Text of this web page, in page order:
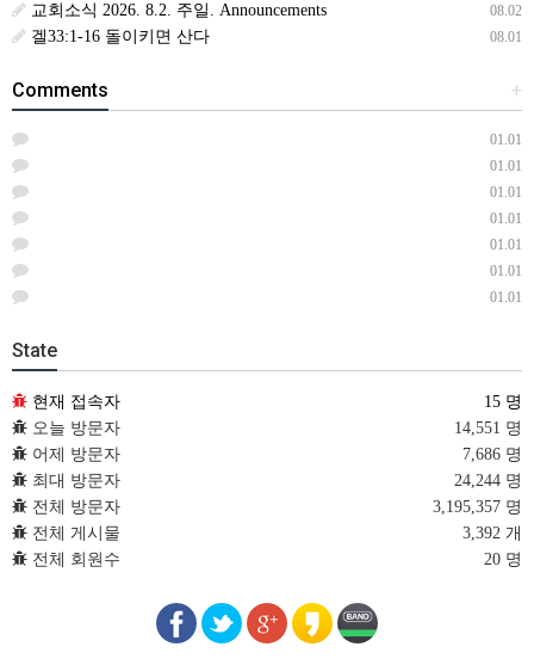
08.02
교회소식 2026. 8.2. 주일. Announcements
08.01
겔33:1-16 돌이키면 산다
+
Comments
01.01
01.01
01.01
01.01
01.01
01.01
01.01
State
현재 접속자
15 명
오늘 방문자
14,551 명
어제 방문자
7,686 명
최대 방문자
24,244 명
전체 방문자
3,195,357 명
전체 게시물
3,392 개
전체 회원수
20 명